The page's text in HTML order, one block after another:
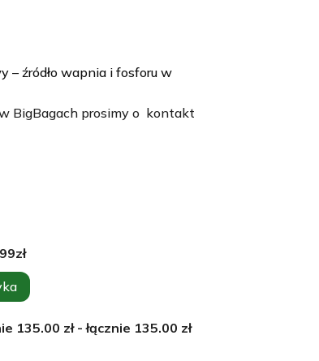
– źródło wapnia i fosforu w
BigBagach prosimy o kontakt
zł
135.00 zł - łącznie 135.00 zł